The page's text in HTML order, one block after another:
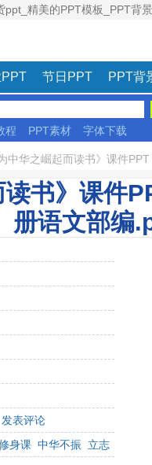
精美的PPT模板_PPT背
节日PPT PPT背
程 PPT素材
字体下载
为中华之崛起而读书》课件
读书》课件
册语文部编
发表评论
身课 中华不振 立志